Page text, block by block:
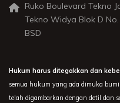
Ruko Boulevard Tekno
Tekno Widya Blok D No.
BSD
Hukum harus ditegakkan dan
semua hukum yang ada dimuka
telah digambarkan dengan detil dan